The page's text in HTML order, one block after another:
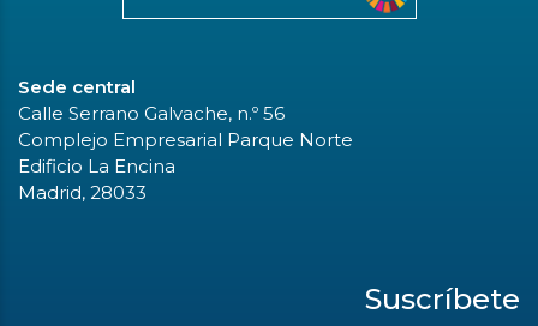
Sede central
Calle Serrano Galvache, n.º 56
Complejo Empresarial Parque Norte
Edificio La Encina
Madrid, 28033
Suscríbete